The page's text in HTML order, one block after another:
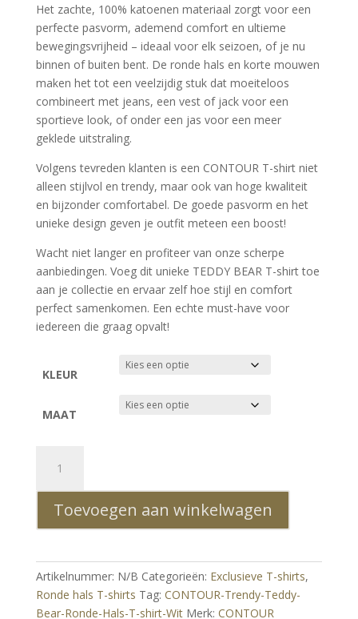
Het zachte, 100% katoenen materiaal zorgt voor een
perfecte pasvorm, ademend comfort en ultieme
bewegingsvrijheid – ideaal voor elk seizoen, of je nu
binnen of buiten bent. De ronde hals en korte mouwen
maken het tot een veelzijdig stuk dat moeiteloos
combineert met jeans, een vest of jack voor een
sportieve look, of onder een jas voor een meer
geklede uitstraling.
Volgens tevreden klanten is een CONTOUR T-shirt niet
alleen stijlvol en trendy, maar ook van hoge kwaliteit
en bijzonder comfortabel. De goede pasvorm en het
unieke design geven je outfit meteen een boost!
Wacht niet langer en profiteer van onze scherpe
aanbiedingen. Voeg dit unieke TEDDY BEAR T-shirt toe
aan je collectie en ervaar zelf hoe stijl en comfort
perfect samenkomen. Een echte must-have voor
iedereen die graag opvalt!
KLEUR
MAAT
Trendy
Teddy
Bear
Ronde
T-
shirt
–
Toevoegen aan winkelwagen
Artikelnummer: N/B Categorieën: Exclusieve T-shirts,
Ronde hals T-shirts Tag: CONTOUR-Trendy-Teddy-
Bear-Ronde-Hals-T-shirt-Wit Merk: CONTOUR